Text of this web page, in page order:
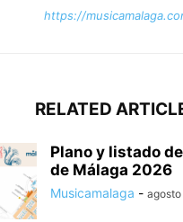
https://
RELATED
Plano y listado
de Málaga 2026
Musicamalaga -